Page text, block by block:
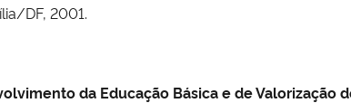
DF, 2001.
da Educação Básica e de Valorização